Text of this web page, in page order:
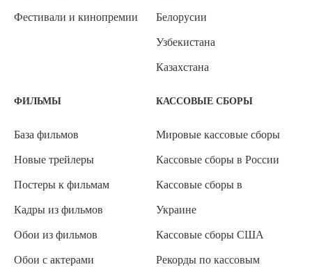
Фестивали и кинопремии Белорусии
Узбекистана
Казахстана
ФИЛЬМЫ
База фильмов
Новые трейлеры
Постеры к фильмам
Кадры из фильмов
Обои из фильмов
Обои с актерами
КАССОВЫЕ СБОРЫ
Мировые кассовые сборы
Кассовые сборы в России
Кассовые сборы в
Украине
Кассовые сборы США
Рекорды по кассовым